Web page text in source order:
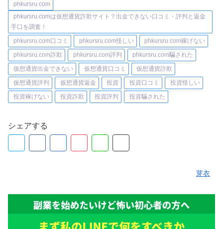
phkursru.com
phkursru.comは仮想通貨詐欺サイト？出金できない口コミ・評判と返金
手口を調査！
phkursru.com口コミ
phkursru.com怪しい
phkursru.com稼げない
phkursru.com詐欺
phkursru.com評判
phkursru.com騙された
仮想通貨出金できない
仮想通貨口コミ
仮想通貨詐欺
仮想通貨評判
仮想通貨返金 投資 投資口コミ
投資怪しい
投資稼げない
投資詐欺 投資評判 投資騙された
シェアする
芽衣